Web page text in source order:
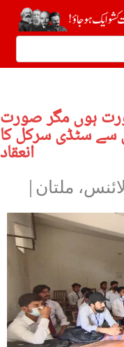
ہوں مگر صورت
سے سٹڈی سرکل کا
انعقاد
ملتان|